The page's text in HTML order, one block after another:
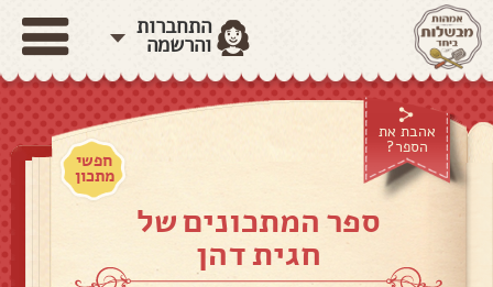
התחברות
והרשמה
אהבת את
הספר?
חפשי
מתכון
ספר המתכונים של
חגית דהן